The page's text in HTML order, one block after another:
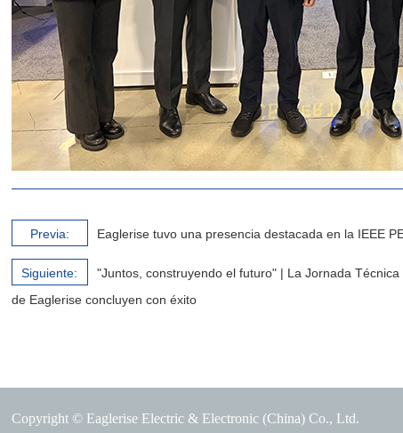
Previa: Eaglerise tuvo una presencia destacada en la IEEE
Siguiente:
"Juntos, construyendo el futuro" | La Jornada
de Eaglerise concluyen con éxito
Copyright © Eaglerise Electric & Electronic (China) Co., Ltd.